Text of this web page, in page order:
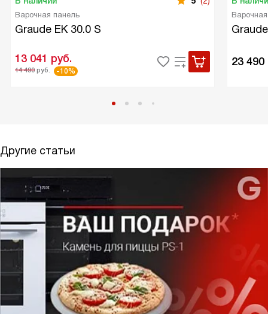
Варочная панель
Graude EK 30.0 S
13 041 руб.
14 490 руб. -10%
23 490
Другие статьи